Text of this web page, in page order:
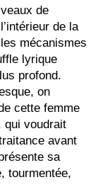
de
de la
mécanismes
lyrique
profond.
on
cette femme
qui voudrait
avant
sa
tourmentée,